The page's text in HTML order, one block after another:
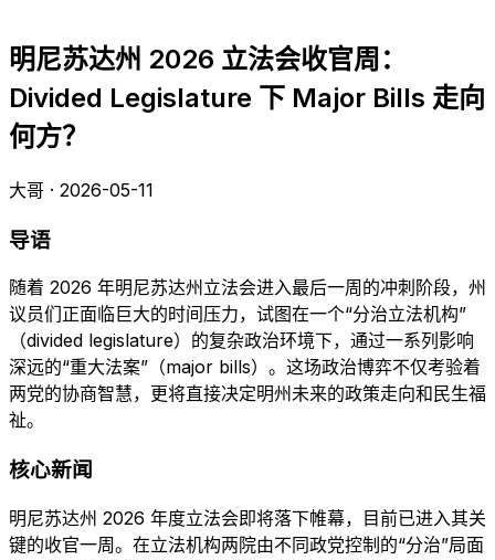
明尼苏达州 2026 立法会收官周：
Divided Legislature 下 Major Bills 走向
何方？
大哥 · 2026-05-11
导语
随着 2026 年明尼苏达州立法会进入最后一周的冲刺阶段，州
议员们正面临巨大的时间压力，试图在一个“分治立法机构”
（divided legislature）的复杂政治环境下，通过一系列影响
深远的“重大法案”（major bills）。这场政治博弈不仅考验着
两党的协商智慧，更将直接决定明州未来的政策走向和民生福
祉。
核心新闻
明尼苏达州 2026 年度立法会即将落下帷幕，目前已进入其关
键的收官一周。在立法机构两院由不同政党控制的“分治”局面